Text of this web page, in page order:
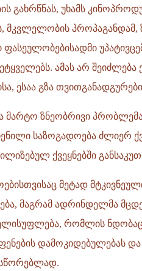
გახრწნას, უხამს
მკვლელობის
ამას არ
ესაა გზა
მარტო ზნეობრივი
საზოგადოება ძლიერ
ქვეყნებში
მეტად
მაგრამ ადრინდელმა
რომლის ნდობაც
დამოკიდებულებას და